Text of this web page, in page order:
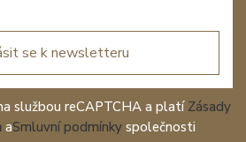
se k newsletteru
službou reCAPTCHA a platí Zásady
aSmluvní podmínky společnosti